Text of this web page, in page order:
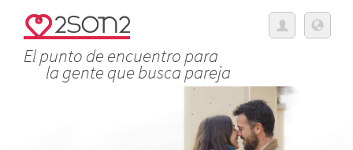
El punto de encuentro para
la gente que busca pareja